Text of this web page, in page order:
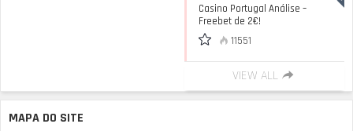
Casino Portugal Análise –
Freebet de 2€!
11551
VIEW ALL
MAPA DO SITE